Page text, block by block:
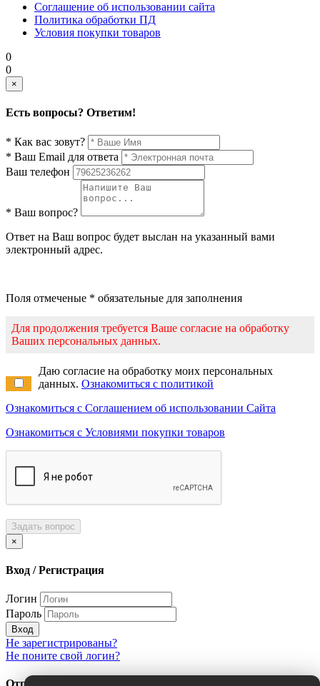
Соглашение об использовании сайта
Политика обработки ПД
Условия покупки товаров
0
0
×
Есть вопросы? Ответим!
* Как вас зовут?
* Ваш Email для ответа
Ваш телефон
* Ваш вопрос?
Ответ на Ваш вопрос будет выслан на указанный вами
электронный адрес.
Поля отмеченые * обязательные для заполнения
Для продолжения требуется Ваше согласие на обработку
Ваших персональных данных.
Даю согласие на обработку моих персональных
данных. Ознакомиться с политикой
Ознакомиться с Соглашением об использовании Сайта
Ознакомиться с Условиями покупки товаров
Задать вопрос
×
Вход / Регистрация
Логин
Пароль
Вход
Не зарегистрированы?
Не поните свой логин?